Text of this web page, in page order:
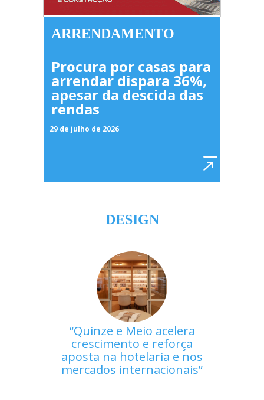
ARRENDAMENTO
Procura por casas para
arrendar dispara 36%,
apesar da descida das
rendas
29 de julho de 2026
DESIGN
Quinze e Meio acelera
crescimento e reforça
aposta na hotelaria e nos
mercados internacionais